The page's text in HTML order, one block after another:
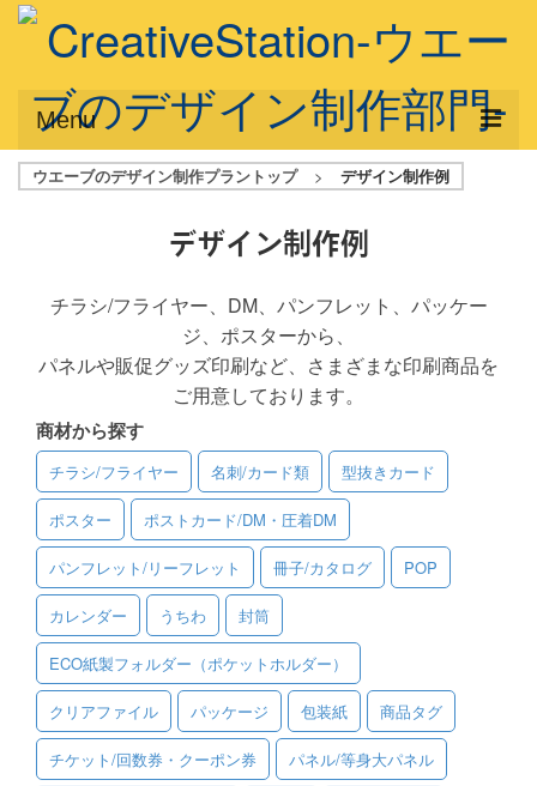
Menu
サービス概要
デザインプラン
フルデザイン
データ修正
写真からイラスト作成
デザイン制作例
ご利用料金
ご利用ガイド
ご利用の流れ
ご注文方法について
キャンセルについて
FAQ（よくあるご質問）
ウエーブのデザイン制作プラントップ > デザイン制作例
デザイン制作例
チラシ/フライヤー、DM、パンフレット、パッケー
ジ、ポスターから、
パネルや販促グッズ印刷など、さまざまな印刷商品を
ご用意しております。
商材から探す
チラシ/フライヤー 名刺/カード類 型抜きカード
ポスター ポストカード/DM・圧着DM
パンフレット/リーフレット 冊子/カタログ POP
カレンダー うちわ 封筒
ECO紙製フォルダー（ポケットホルダー）
クリアファイル パッケージ 包装紙 商品タグ
チケット/回数券・クーポン券 パネル/等身大パネル